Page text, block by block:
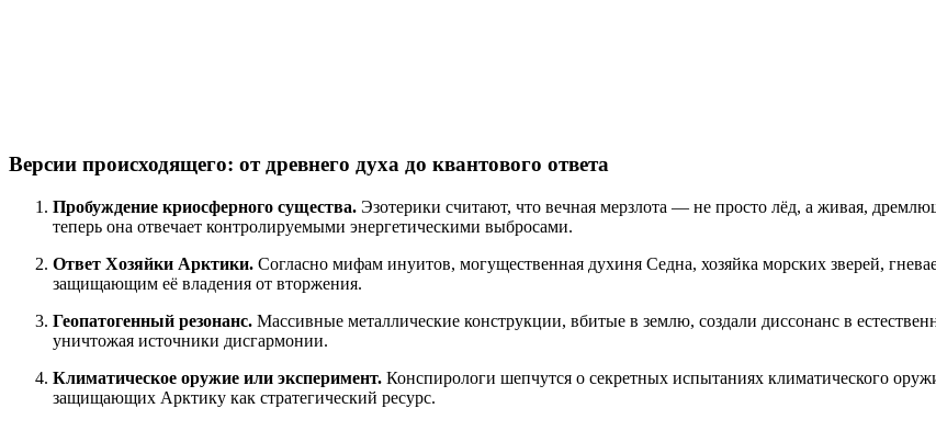
Версии происходящего: от древнего духа до квантового ответа
Пробуждение криосферного существа. Эзотерики считают, что вечная мерзлота — не просто лёд, а живая,
теперь она отвечает контролируемыми энергетическими выбросами.
Ответ Хозяйки Арктики. Согласно мифам инуитов, могущественная духиня Седна, хозяйка морских зверей,
защищающим её владения от вторжения.
Геопатогенный резонанс. Массивные металлические конструкции, вбитые в землю, создали диссонанс в
уничтожая источники дисгармонии.
Климатическое оружие или эксперимент. Конспирологи шепчутся о секретных испытаниях климатического
защищающих Арктику как стратегический ресурс.